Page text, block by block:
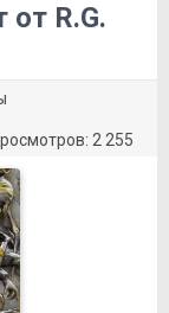
от R.G.
2 255